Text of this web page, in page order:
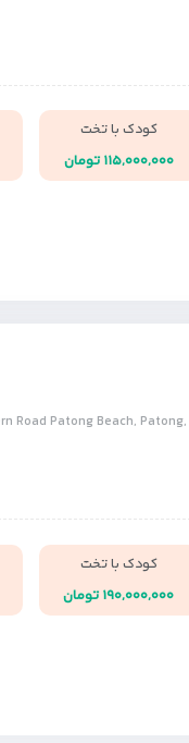
کودک با تخت
۱۱۵,۰۰۰,۰۰۰ تومان
کودک با تخت
۱۹۰,۰۰۰,۰۰۰ تومان